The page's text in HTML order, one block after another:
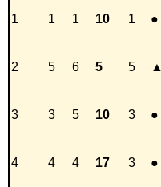
1 1 1 10 1 ●
2 5 6 5 5 ▲
3 3 5 10 3 ●
4 4 4 17 3 ●